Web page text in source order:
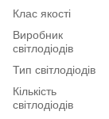
Клас якості
Виробник
світлодіодів
Тип світлодіодів
Кількість
світлодіодів